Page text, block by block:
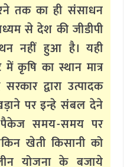
तक का ही संसाधन
से देश की जीडीपी
नहीं हुआ है। यही
का स्थान मात्र
द्वारा उत्पादक
पर इन्हे संबल देने
समय-समय पर
खेती किसानी को
योजना के बजाये